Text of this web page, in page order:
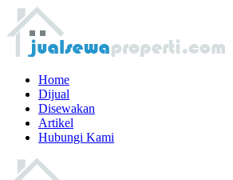
Home
Dijual
Disewakan
Artikel
Hubungi Kami